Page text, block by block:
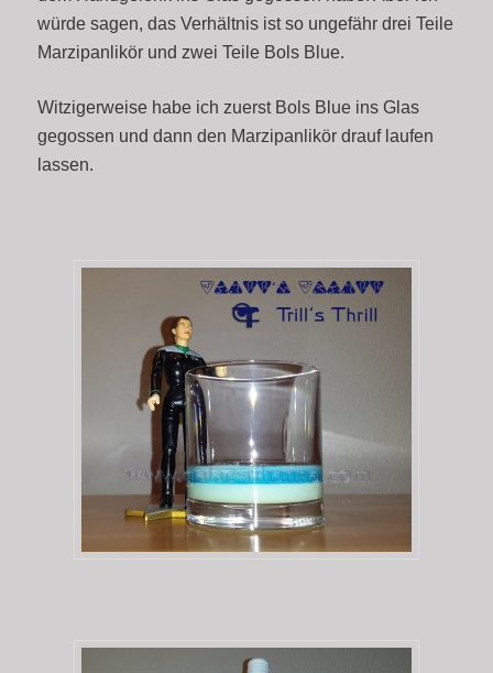
würde sagen, das Verhältnis ist so ungefähr drei Teile
Marzipanlikör und zwei Teile Bols Blue.
Witzigerweise habe ich zuerst Bols Blue ins Glas
gegossen und dann den Marzipanlikör drauf laufen
lassen.